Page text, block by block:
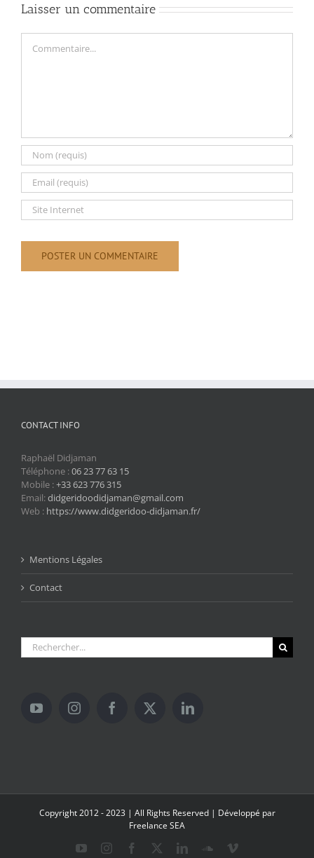
Laisser un commentaire
CONTACT INFO
Raphaël Didjaman
Téléphone :06 23 77 63 15
Mobile :+33 623 776 315
Email:didgeridoodidjaman@gmail.com
Web : https://www.didgeridoo-didjaman.fr/
Mentions Légales
Contact
Rechercher:
Copyright 2012 - 2023 | All Rights Reserved | Développé par
Freelance SEA
YouTubeInstagramFacebook LinkedInSoundCloud
Vimeo